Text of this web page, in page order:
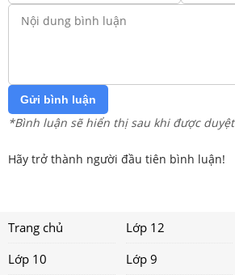
Gửi bình luận
*Bình luận sẽ hiển thị sau khi được duyệt
Hãy trở thành người đầu tiên bình luận!
Trang chủ Lớp 12
Lớp 10
Lớp 9